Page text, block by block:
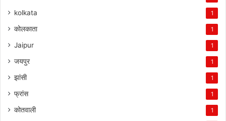
kolkata 1
कोलकाता 1
Jaipur 1
जयपुर 1
झांसी 1
फ्रांस 1
कोतवाली 1